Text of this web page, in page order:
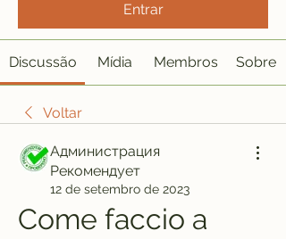
Entrar
Discussão Mídia Membros Sobre
Voltar
Администрация
Рекомендует
12 de setembro de 2023
Come faccio a